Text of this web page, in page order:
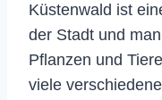
Küstenwald ist
der Stadt und
Pflanzen und
viele